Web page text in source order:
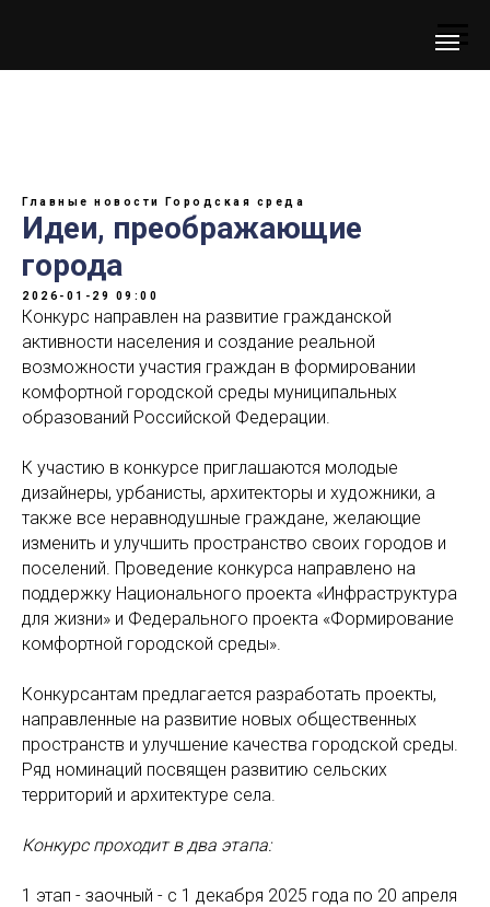
Главные новости Городская среда
Идеи, преображающие
города
2026-01-29 09:00
Конкурс направлен на развитие гражданской
активности населения и создание реальной
возможности участия граждан в формировании
комфортной городской среды муниципальных
образований Российской Федерации.
К участию в конкурсе приглашаются молодые
дизайнеры, урбанисты, архитекторы и художники, а
также все неравнодушные граждане, желающие
изменить и улучшить пространство своих городов и
поселений. Проведение конкурса направлено на
поддержку Национального проекта «Инфраструктура
для жизни» и Федерального проекта «Формирование
комфортной городской среды».
Конкурсантам предлагается разработать проекты,
направленные на развитие новых общественных
пространств и улучшение качества городской среды.
Ряд номинаций посвящен развитию сельских
территорий и архитектуре села.
Конкурс проходит в два этапа:
1 этап - заочный - с 1 декабря 2025 года по 20 апреля